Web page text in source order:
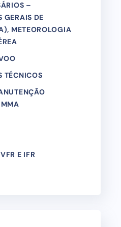
–
GERAIS DE
METEOROLOGIA
TÉCNICOS
E IFR